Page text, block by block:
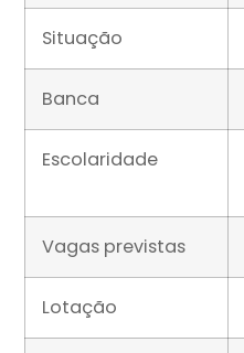
Situação
Banca
Escolaridade
Vagas previstas
Lotação